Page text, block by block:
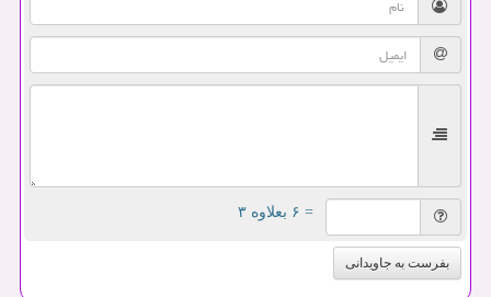
= ۶ بعلاوه ۳
بفرست به جاویدانی